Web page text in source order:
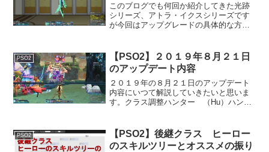
このブログでも何回か紹介してきた光跡
シリーズ、アトラ・イクスシリーズです
が今回はアップグレードの具体的な方法
星１４ アトラシリーズ Ｌ星１
３ バルシリーズ Ｌ星１４...
PSO2
【PSO2】２０１９年８月２１日
のアップデート内容
２０１９年の８月２１日のアップデート
内容にいつて解説していきたいと思いま
す。クラス調整ハンター （Hu）ハンタ
を緩和（高度が落ちにくくなる）。パル
チザンの通常攻撃のモー...
PSO2
【PSO2】後継クラス ヒーロー
のスキルツリーとオススメの振り